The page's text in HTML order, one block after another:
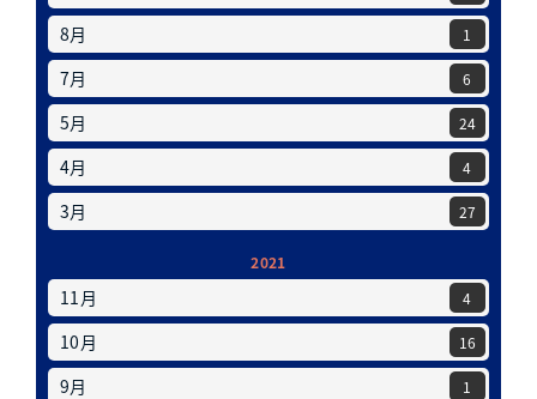
8月
1
7月 6
5月 24
4月 4
3月 27
2021
11月 4
10月 16
9月 1